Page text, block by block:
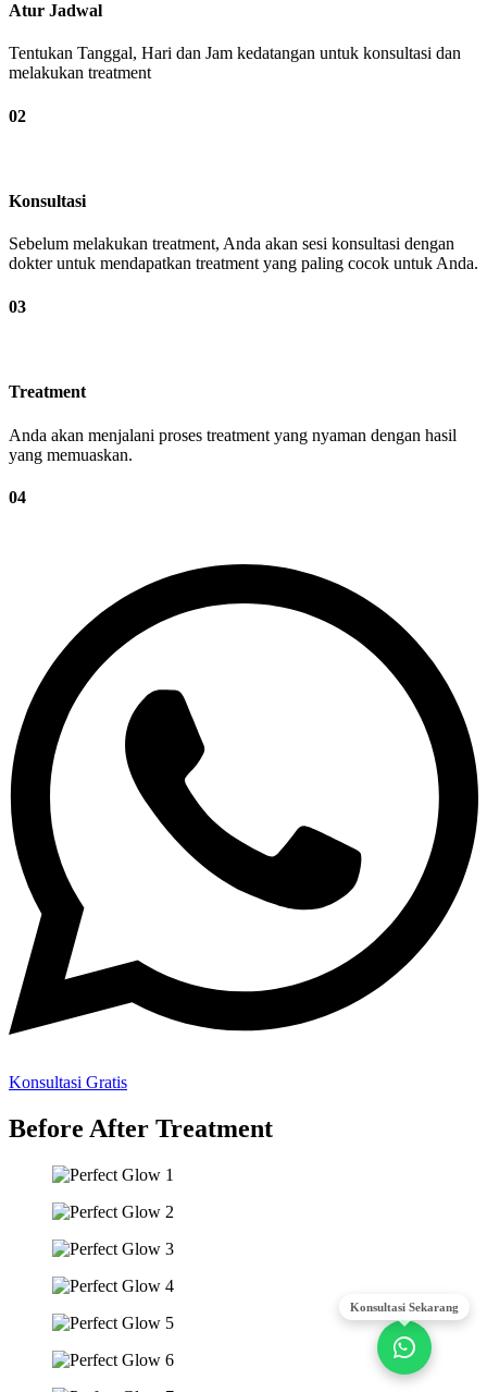
Atur Jadwal
Tentukan Tanggal, Hari dan Jam kedatangan untuk konsultasi dan
melakukan treatment
02
Konsultasi
Sebelum melakukan treatment, Anda akan sesi konsultasi dengan
dokter untuk mendapatkan treatment yang paling cocok untuk Anda.
03
Treatment
Anda akan menjalani proses treatment yang nyaman dengan hasil
yang memuaskan.
04
Konsultasi Gratis
Before After Treatment
Konsultasi Sekarang